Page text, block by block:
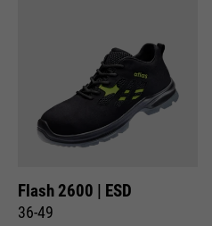
Flash 2600 | ESD
36-49